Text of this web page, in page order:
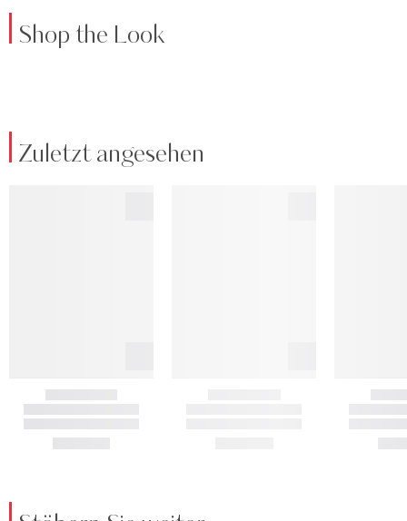
Shop the Look
Zuletzt angesehen